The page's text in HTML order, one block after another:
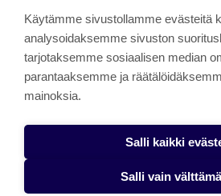
innovaatiotoimintaa.
About the site
Jamkin verkkolehdet
Tietosuojaseloste
Käytämme sivustollamme evästeitä
analysoidaksemme sivuston
tarjotaksemme sosiaalisen median
parantaaksemme ja
mainoksia.
Salli kaikki
Salli vain